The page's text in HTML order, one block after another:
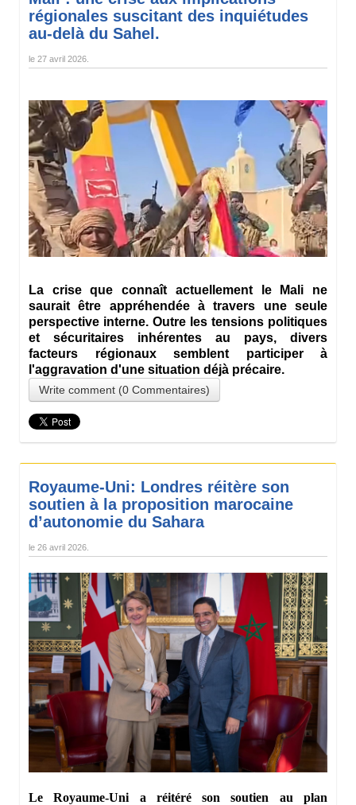
régionales suscitant des inquiétudes
au-delà du Sahel.
le 27 avril 2026
La crise que connaît actuellement le Mali ne
saurait être appréhendée à travers une seule
perspective interne. Outre les tensions politiques
et sécuritaires inhérentes au pays, divers
facteurs régionaux semblent participer à
l'aggravation d'une situation déjà précaire.
Write comment (0 Commentaires)
Royaume-Uni: Londres réitère son
soutien à la proposition marocaine
d’autonomie du Sahara
le 26 avril 2026
Le Royaume-Uni a réitéré son soutien au plan